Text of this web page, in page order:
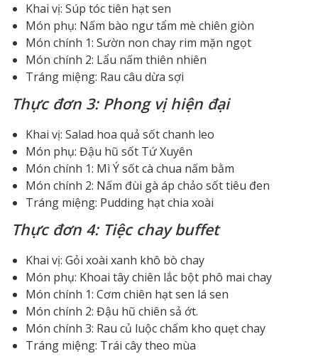
Khai vị: Súp tóc tiên hạt sen
Món phụ: Nấm bào ngư tẩm mè chiên giòn
Món chính 1: Sườn non chay rim mặn ngọt
Món chính 2: Lẩu nấm thiên nhiên
Tráng miệng: Rau câu dừa sợi
Thực đơn 3: Phong vị hiện đại
Khai vị: Salad hoa quả sốt chanh leo
Món phụ: Đậu hũ sốt Tứ Xuyên
Món chính 1: Mì Ý sốt cà chua nấm bằm
Món chính 2: Nấm đùi gà áp chảo sốt tiêu đen
Tráng miệng: Pudding hạt chia xoài
Thực đơn 4: Tiệc chay buffet
Khai vị: Gỏi xoài xanh khô bò chay
Món phụ: Khoai tây chiên lắc bột phô mai chay
Món chính 1: Cơm chiên hạt sen lá sen
Món chính 2: Đậu hũ chiên sả ớt.
Món chính 3: Rau củ luộc chấm kho quẹt chay
Tráng miệng: Trái cây theo mùa